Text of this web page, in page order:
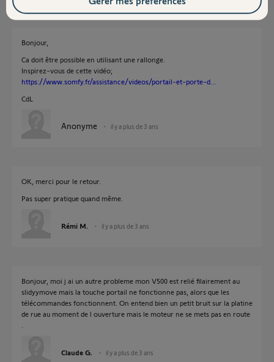
Réponses
Bonjour,
Ca doit être possible en utilisant une rallonge.
Inspirez-vous de cette vidéo;
https://www.somfy.fr/assistance/videos/portail-et-porte-d...
CdL
Anonyme il y a plus de 3 ans
OK, merci pour le retour.
Pas super pratique quand même.
Rémi M. il y a plus de 3 ans
Bonjour, moi j ai un autre probleme mon V500 est relié filairement au
slidyymove mais la touche portail ne fonctionne pas, alors que les
télécommandes fonctionnent. On entend bien un petit bruit sur la platine
de rue au moment de l ouverture mais le moteur ne se mets pas en route
Claude G. il y a plus de 3 ans